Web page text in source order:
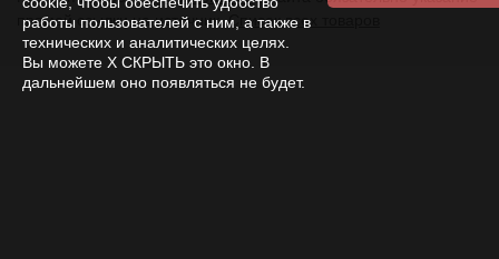
прямой ссылки на источник.Список всех товаров
работы пользователей с ним, а также в
технических и аналитических целях.
Вы можете Х СКРЫТЬ это окно. В
дальнейшем оно появляться не будет.